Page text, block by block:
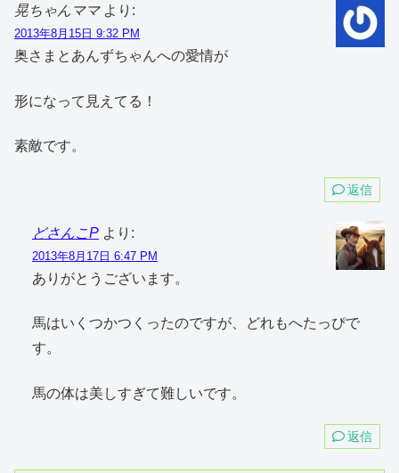
晃ちゃんママ より:
2013年8月15日 9:32 PM
奥さまとあんずちゃんへの愛情が
形になって見えてる！
素敵です。
返信
どさんこP より:
2013年8月17日 6:47 PM
ありがとうございます。
馬はいくつかつくったのですが、どれもへたっぴで
す。
馬の体は美しすぎて難しいです。
返信